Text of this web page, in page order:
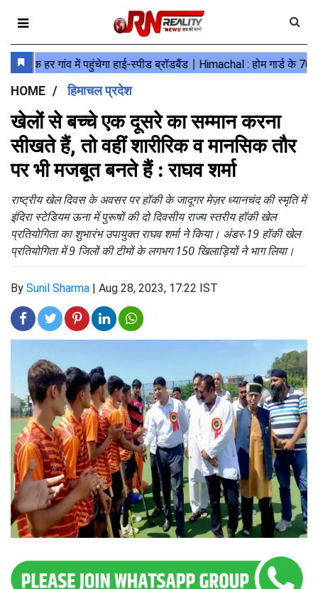
HOME हिमाचल प्रदेश
खेलों से बच्चे एक दूसरे का सम्मान करना
सीखते हैं, तो वहीं शारीरिक व मानसिक तौर
पर भी मजबूत बनते हैं : राघव शर्मा
राष्ट्रीय खेल दिवस के अवसर पर हॉकी के जादूगर मेज़र ध्यानचंद की स्मृति में
इंदिरा स्टेडियम ऊना में पुरूषों की दो दिवसीय राज्य स्तरीय हॉकी खेल
प्रतियोगिता का शुभारंभ उपायुक्त राघव शर्मा ने किया। अंडर-19 हॉकी खेल
प्रतियोगिता में 9 जिलों की टीमों के लगभग 150 खिलाड़ियों ने भाग लिया।
By Sunil Sharma | Aug 28, 2023, 17:22 IST